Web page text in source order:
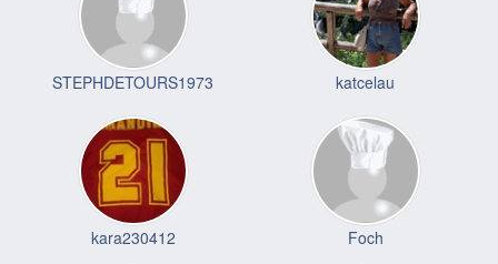
STEPHDETOURS1973 katcelau
kara230412 Foch